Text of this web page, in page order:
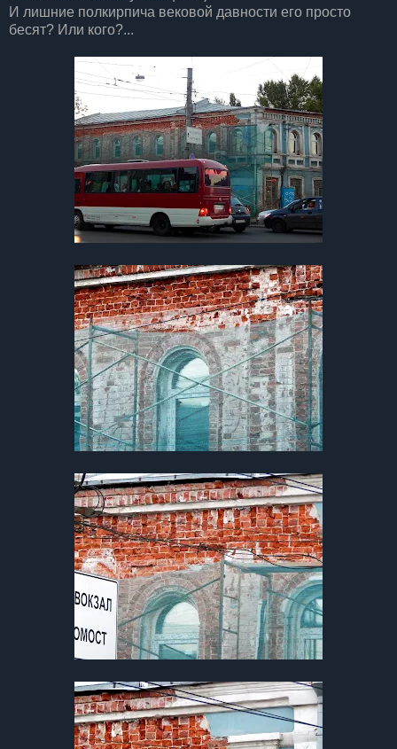
И лишние полкирпича вековой давности его просто
бесят? Или кого?...